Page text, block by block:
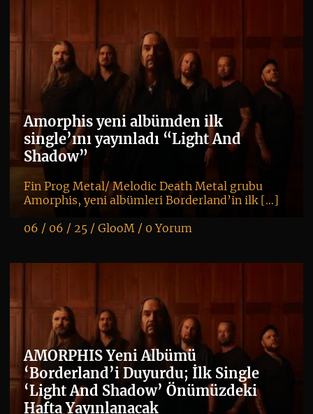
Amorphis yeni albümden ilk
single’ını yayınladı “Light And
Shadow”
Fin Prog Metal/ Melodic Death Metal grubu
Amorphis, yeni albümleri Borderland’in ilk […]
06 / 06 / 25 / GlooM/ 0 Yorum
AMORPHIS Yeni Albümü
‘Borderland’i Duyurdu; İlk Single
‘Light And Shadow’ Önümüzdeki
Hafta Yayınlanacak